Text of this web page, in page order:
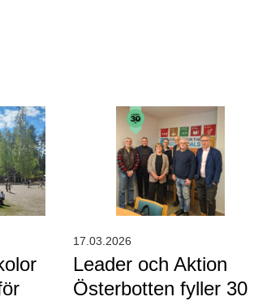
Leader och Aktion
Österbotten fyller 30
17.03.2026